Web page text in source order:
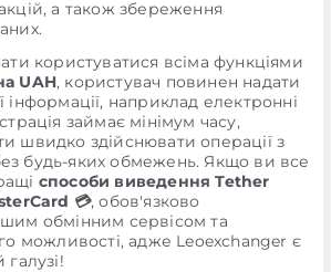
а також збереження
користуватися всіма функціями
UAH, користувач повинен надати
інформації, наприклад електронні
займає мінімум часу,
швидко здійснювати операції з
будь-яких обмежень. Якщо ви все
способи виведення Tether
💳, обов'язково
обмінним сервісом та
можливості, адже Leoexchanger є